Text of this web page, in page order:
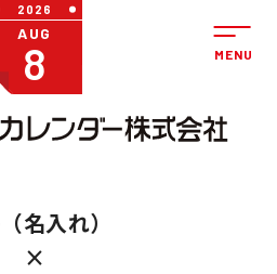
2026
AUG
8
名入れ）
×